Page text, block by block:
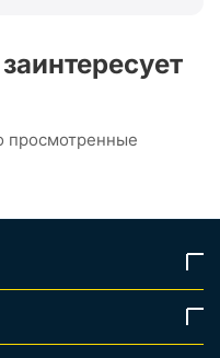
просмотренные